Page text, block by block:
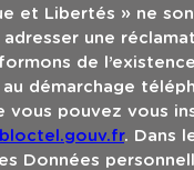
et Libertés » ne
une
de
démarchage
vous pouvez vous
. Dans
Données